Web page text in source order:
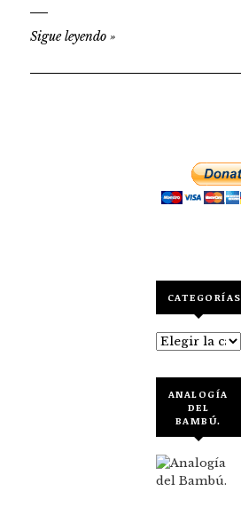
Sigue leyendo »
CATEGORÍAS
Categorías
ANALOGÍA
DEL
BAMBÚ.